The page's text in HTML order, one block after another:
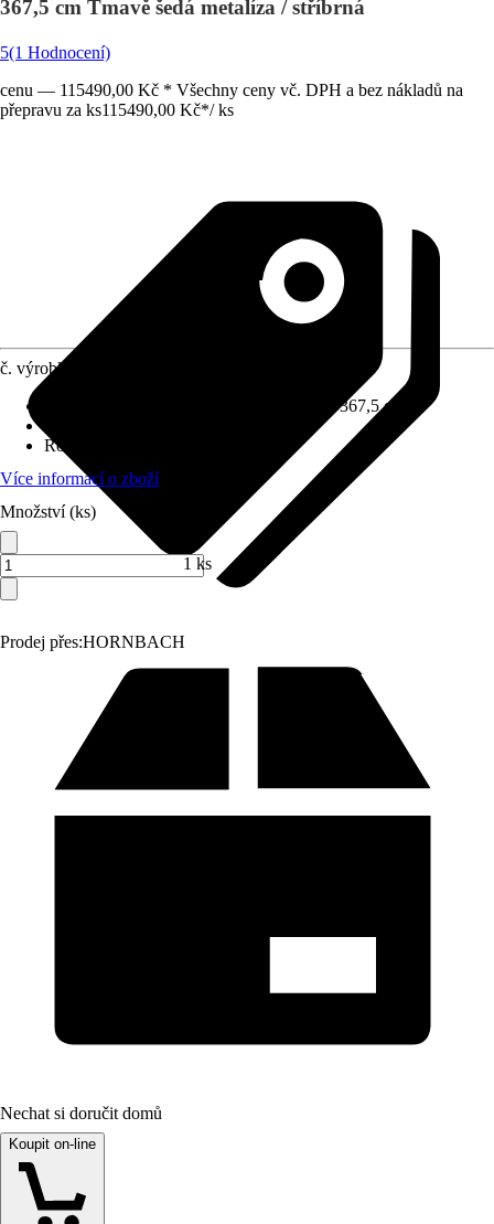
367,5 cm Tmavě šedá metalíza / stříbrná
5(1 Hodnocení)
cenu — 115490,00 Kč * Všechny ceny vč. DPH a bez nákladů na
přepravu za ks115490,00 Kč*/ ks
Prodej přes:HORNBACH
č. výrobku
312 x 367,5 cm
Rozměry sloupů/sloupků
Více informací o zboží
Množství (ks)
1 ks
Nechat si doručit domů
Koupit on-line